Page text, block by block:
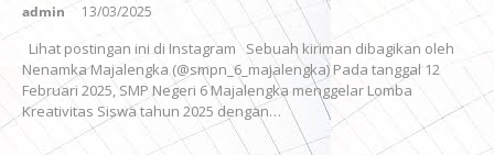
admin 13/03/2025
Lihat postingan ini di Instagram Sebuah kiriman dibagikan oleh
Nenamka Majalengka (@smpn_6_majalengka) Pada tanggal 12
Februari 2025, SMP Negeri 6 Majalengka menggelar Lomba
Kreativitas Siswa tahun 2025 dengan…